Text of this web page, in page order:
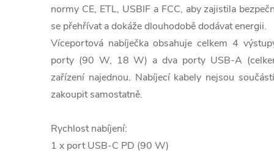
normy CE, ETL, USBIF a FCC, aby zajistila
se přehřívat a dokáže dlouhodobě dodávat energii.
Víceportová nabíječka obsahuje celkem 4
porty (90 W, 18 W) a dva porty USB-A
zařízení najednou. Nabíjecí kabely nejsou
zakoupit samostatně.
Rychlost nabíjení:
1 x port USB-C PD (90 W)